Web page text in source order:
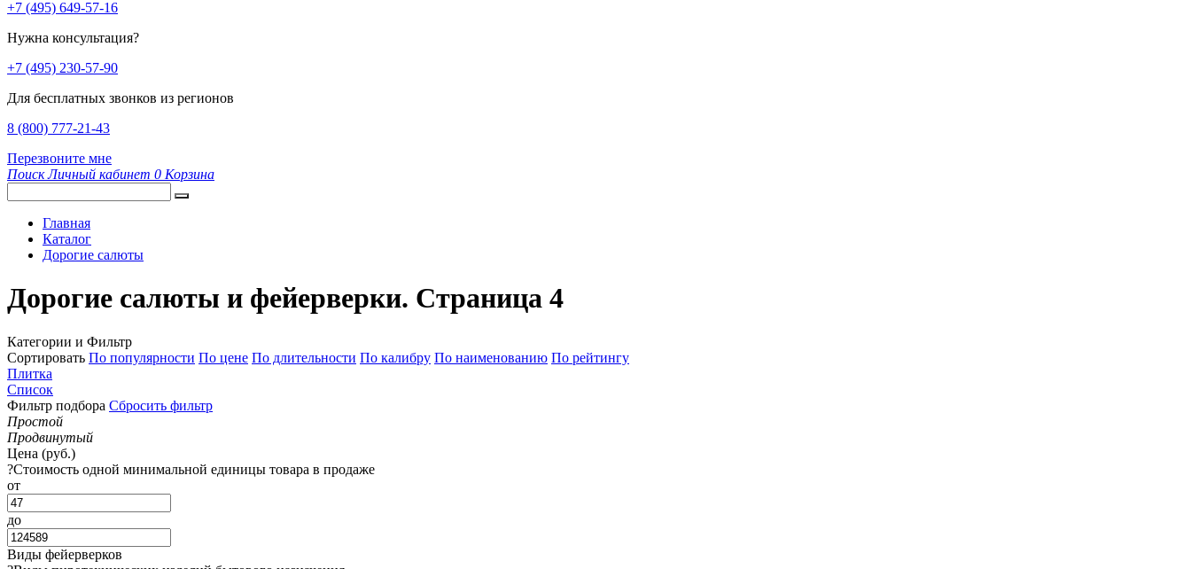
+7 (495) 649-57-16
Нужна консультация?
+7 (495) 230-57-90
Для бесплатных звонков из регионов
8 (800) 777-21-43
Перезвоните мне
Поиск Личный кабинет 0 Корзина
Главная
Каталог
Дорогие салюты
Дорогие салюты и фейерверки. Страница 4
Категории и Фильтр
Сортировать По популярности По цене По длительности По калибру По наименованию По рейтингу
Плитка
Список
Фильтр подбора Сбросить фильтр
Простой
Продвинутый
Цена (руб.)
?Стоимость одной минимальной единицы товара в продаже
от
до
Виды фейерверков